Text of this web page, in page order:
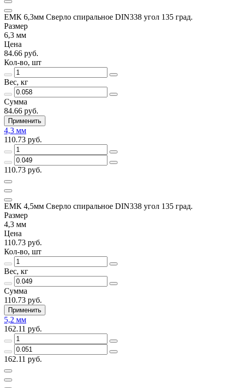
ЕМК 6,3мм Сверло спиральное DIN338 угол 135 град.
Размер
6,3 мм
Цена
84.66 руб.
Кол-во, шт
Вес, кг
Сумма
84.66 руб.
Применить
4,3 мм
110.73 руб.
110.73 руб.
ЕМК 4,5мм Сверло спиральное DIN338 угол 135 град.
Размер
4,3 мм
Цена
110.73 руб.
Кол-во, шт
Вес, кг
Сумма
110.73 руб.
Применить
5,2 мм
162.11 руб.
162.11 руб.